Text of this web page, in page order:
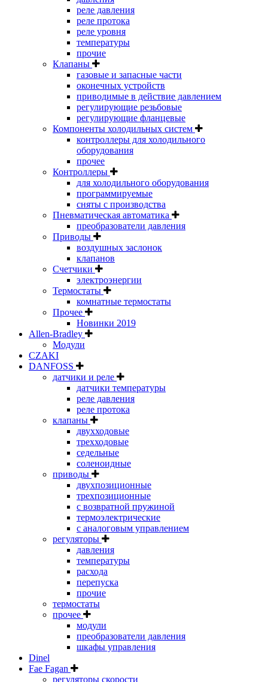
реле давления
реле протока
реле уровня
температуры
прочие
Клапаны
газовые и запасные части
оконечных устройств
приводимые в действие давлением
регулирующие резьбовые
регулирующие фланцевые
Компоненты холодильных систем
контроллеры для холодильного
оборудования
прочее
Контроллеры
для холодильного оборудования
программируемые
сняты с производства
Пневматическая автоматика
преобразователи давления
Приводы
воздушных заслонок
клапанов
Счетчики
электроэнергии
Термостаты
комнатные термостаты
Прочее
Новинки 2019
Allen-Bradley
Модули
CZAKI
DANFOSS
датчики и реле
датчики температуры
реле давления
реле протока
клапаны
двухходовые
трехходовые
седельные
соленоидные
приводы
двухпозиционные
трехпозиционные
с возвратной пружиной
термоэлектрические
с аналоговым управлением
регуляторы
давления
температуры
расхода
перепуска
прочие
термостаты
прочее
модули
преобразователи давления
шкафы управления
Dinel
Fae Fagan
регуляторы скорости